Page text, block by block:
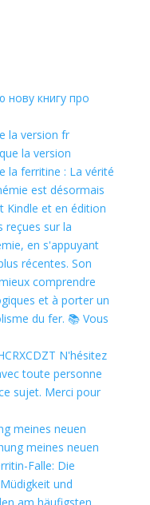
la version fr
meines neuen